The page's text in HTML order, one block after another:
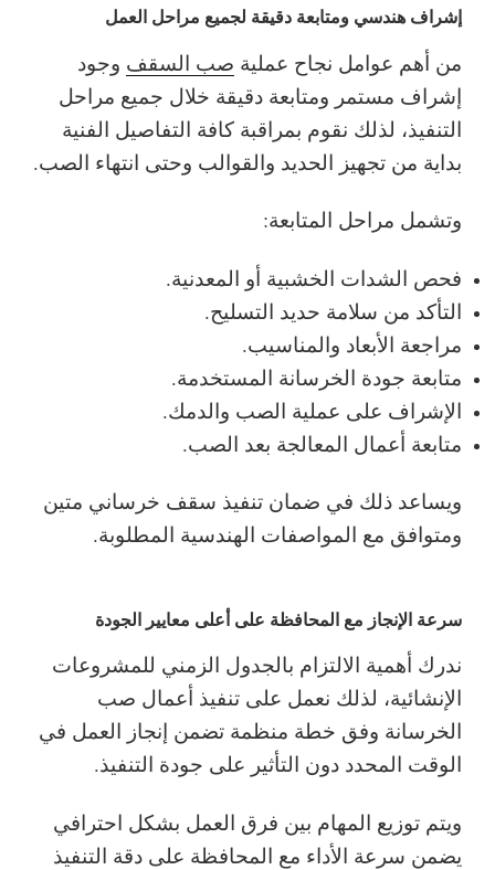
إشراف هندسي ومتابعة دقيقة لجميع مراحل العمل
من أهم عوامل نجاح عملية صب السقف وجود
إشراف مستمر ومتابعة دقيقة خلال جميع مراحل
التنفيذ، لذلك نقوم بمراقبة كافة التفاصيل الفنية
بداية من تجهيز الحديد والقوالب وحتى انتهاء الصب.
وتشمل مراحل المتابعة:
فحص الشدات الخشبية أو المعدنية.
التأكد من سلامة حديد التسليح.
مراجعة الأبعاد والمناسيب.
متابعة جودة الخرسانة المستخدمة.
الإشراف على عملية الصب والدمك.
متابعة أعمال المعالجة بعد الصب.
ويساعد ذلك في ضمان تنفيذ سقف خرساني متين
ومتوافق مع المواصفات الهندسية المطلوبة.
سرعة الإنجاز مع المحافظة على أعلى معايير الجودة
ندرك أهمية الالتزام بالجدول الزمني للمشروعات
الإنشائية، لذلك نعمل على تنفيذ أعمال صب
الخرسانة وفق خطة منظمة تضمن إنجاز العمل في
الوقت المحدد دون التأثير على جودة التنفيذ.
ويتم توزيع المهام بين فرق العمل بشكل احترافي
يضمن سرعة الأداء مع المحافظة على دقة التنفيذ